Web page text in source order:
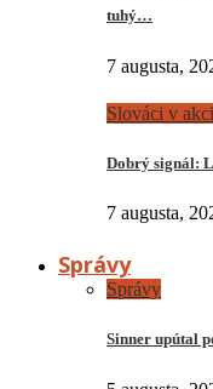
tuhý…
7 augusta,
Slováci v
Dobrý signál:
7 augusta,
Správy
Správy
Sinner upútal